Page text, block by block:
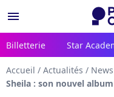
menu
Billetterie Star
Accueil / Actualités /
Sheila : son nouvel